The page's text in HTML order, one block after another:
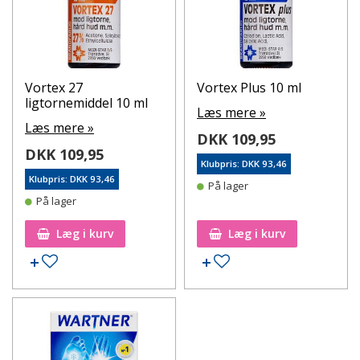
Vortex 27
ligtornemiddel 10 ml
Læs mere »
DKK 109,95
Klubpris: DKK 93,46
På lager
Læg i kurv
Tilføj til ønskeseddel
Vortex Plus 10 ml
Læs mere »
DKK 109,95
Klubpris: DKK 93,46
På lager
Læg i kurv
Tilføj til ønskeseddel